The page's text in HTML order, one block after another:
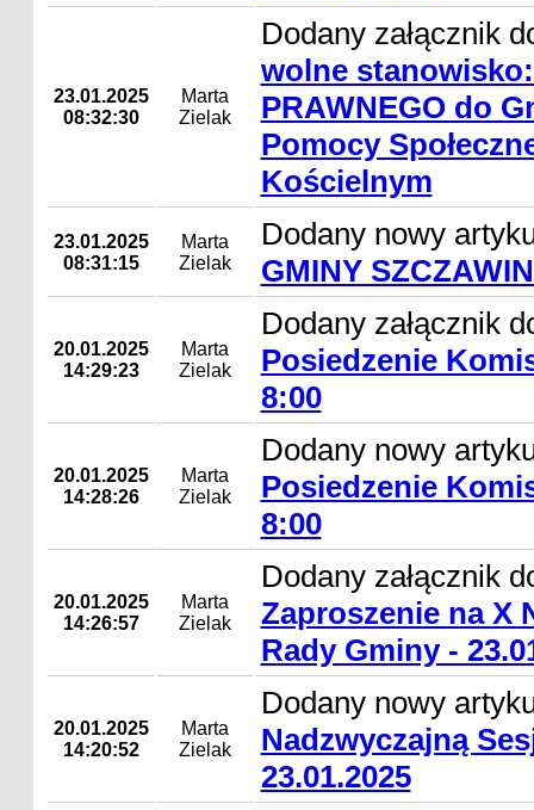
23.01.2025
08:32:30
Marta
Zielak
Dodany załącznik
wolne
PRAWNEGO do
Pomocy
Kościelnym
23.01.2025
08:31:15
Marta
Zielak
Dodany nowy
GMINY
20.01.2025
14:29:23
Marta
Zielak
Dodany załącznik
Posiedzenie
8:00
20.01.2025
14:28:26
Marta
Zielak
Dodany nowy
Posiedzenie
8:00
20.01.2025
14:26:57
Marta
Zielak
Dodany załącznik
Zaproszenie na X
Rady Gminy -
20.01.2025
14:20:52
Marta
Zielak
Dodany nowy
Nadzwyczajną
23.01.2025